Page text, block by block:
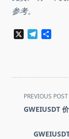
参考。
Telegram
<span
class="nav-
screen-
PREVIOUS POST
GWEIUSDT